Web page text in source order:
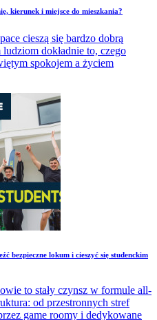
kierunek i miejsce do mieszkania?
cieszą się bardzo dobrą
dokładnie to, czego
spokojem a życiem
bezpieczne lokum i cieszyć się studenckim
to stały czynsz w formule all-
od przestronnych stref
game roomy i dedykowane